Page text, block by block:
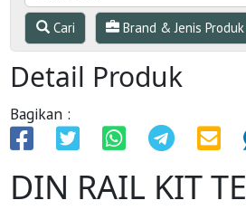
Cari Brand & Jenis Produk
Detail Produk
Bagikan :
DIN RAIL KIT